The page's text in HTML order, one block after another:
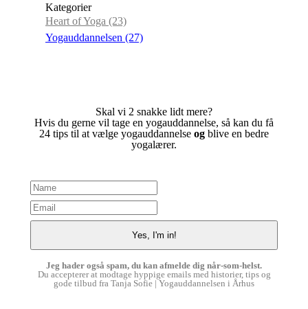
Kategorier
Heart of Yoga (23)
Yogauddannelsen (27)
Skal vi 2 snakke lidt mere?
Hvis du gerne vil tage en yogauddannelse, så kan du få
24 tips til at vælge yogauddannelse og blive en bedre
yogalærer.
Jeg hader også spam, du kan afmelde dig når-som-helst.
Du accepterer at modtage hyppige emails med historier, tips og
gode tilbud fra Tanja Sofie | Yogauddannelsen i Århus